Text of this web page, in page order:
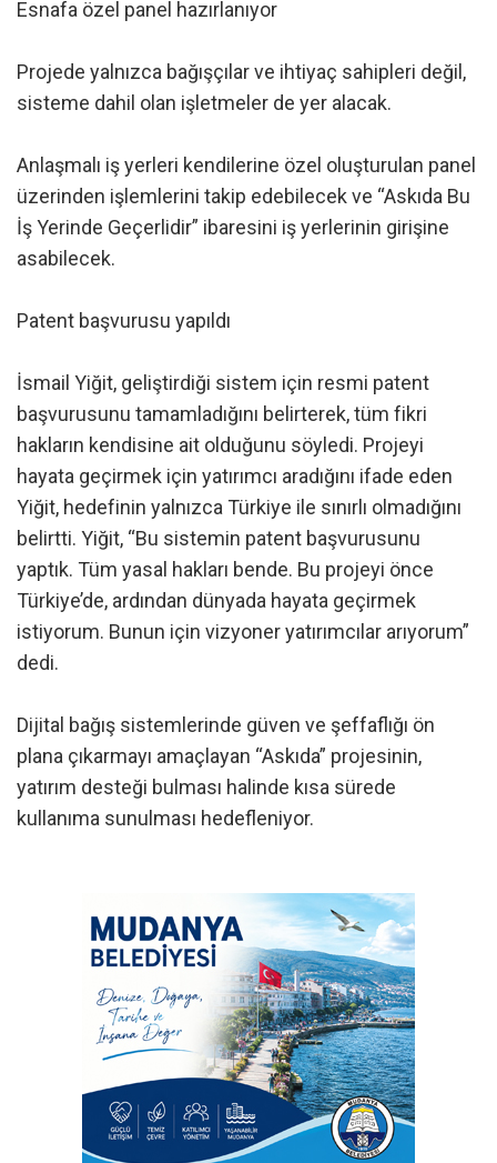
Esnafa özel panel hazırlanıyor
Projede yalnızca bağışçılar ve ihtiyaç sahipleri değil,
sisteme dahil olan işletmeler de yer alacak.
Anlaşmalı iş yerleri kendilerine özel oluşturulan panel
üzerinden işlemlerini takip edebilecek ve “Askıda Bu
İş Yerinde Geçerlidir” ibaresini iş yerlerinin girişine
asabilecek.
Patent başvurusu yapıldı
İsmail Yiğit, geliştirdiği sistem için resmi patent
başvurusunu tamamladığını belirterek, tüm fikri
hakların kendisine ait olduğunu söyledi. Projeyi
hayata geçirmek için yatırımcı aradığını ifade eden
Yiğit, hedefinin yalnızca Türkiye ile sınırlı olmadığını
belirtti. Yiğit, “Bu sistemin patent başvurusunu
yaptık. Tüm yasal hakları bende. Bu projeyi önce
Türkiye’de, ardından dünyada hayata geçirmek
istiyorum. Bunun için vizyoner yatırımcılar arıyorum”
dedi.
Dijital bağış sistemlerinde güven ve şeffaflığı ön
plana çıkarmayı amaçlayan “Askıda” projesinin,
yatırım desteği bulması halinde kısa sürede
kullanıma sunulması hedefleniyor.